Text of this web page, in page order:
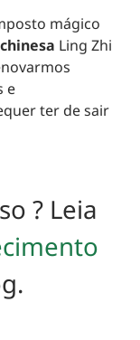
mágico
Ling Zhi
e
ter de sair
? Leia